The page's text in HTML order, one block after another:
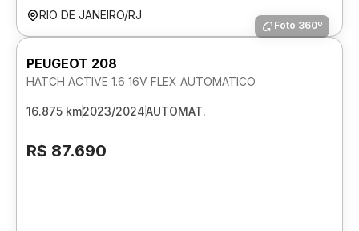
RIO DE JANEIRO/RJ
Foto 360º
PEUGEOT 208
HATCH ACTIVE 1.6 16V FLEX AUTOMATICO
16.875 km2023/2024AUTOMAT.
R$ 87.690